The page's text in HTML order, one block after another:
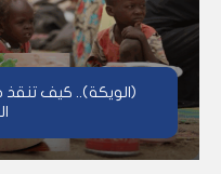
(الويكة).. كيف تنقذ